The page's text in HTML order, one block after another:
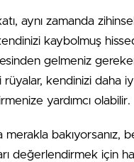
aynı zamanda
kaybolmuş
gelmeniz
kendinizi daha
yardımcı olabilir.
merakla
değerlendirmek için